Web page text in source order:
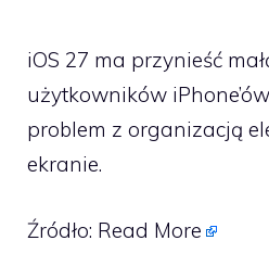
iOS 27 ma przynieść
użytkowników
problem z organizacją
ekranie.
Źródło: Read More